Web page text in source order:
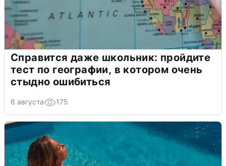
Справится даже школьник: пройдите
тест по географии, в котором очень
стыдно ошибиться
6 августа 175